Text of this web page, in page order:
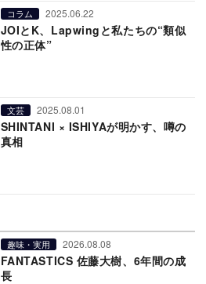
コラム 2025.06.22
JOIとK、Lapwingと私たちの“類似
性の正体”
文芸 2025.08.01
SHINTANI × ISHIYAが明かす、噂の
真相
趣味・実用 2026.08.08
FANTASTICS 佐藤大樹、6年間の成
長